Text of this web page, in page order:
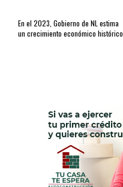
En el 2023, Gobierno de NL estima
un crecimiento económico histórico